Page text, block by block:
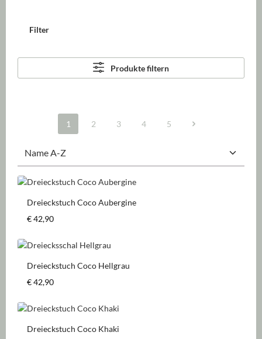
Filter
Produkte filtern
Seite
1
Seite
2
Seite
3
Seite
4
Seite
5
Dreieckstuch Coco Aubergine
Regulärer Preis:
€ 42,90
Dreieckstuch Coco Hellgrau
Regulärer Preis:
€ 42,90
Dreieckstuch Coco Khaki